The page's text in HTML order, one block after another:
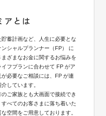
アとは
蓄計画など、人生に必要とな
シャルプランナー（FP） に
ざまなお金に関するお悩みを
フプランに合わせて FP がア
必要なご相談には、FP が連
しています。
ご家族とも大画面で接続でき
べてのお客さまに落ち着いた
空間をご用意しております。